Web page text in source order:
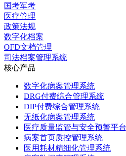
国考军考
医疗管理
政策法规
数字化档案
OFD文档管理
司法档案管理系统
核心产品
数字化病案管理系统
DRG付费综合管理系统
DIP付费综合管理系统
无纸化病案管理系统
医疗质量监管与安全预警平台
病案首页质控管理系统
医用耗材精细化管理系统